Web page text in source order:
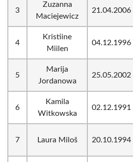
3
Zuzanna
Maciejewicz
21.04.2006
4
Kristiine
Miilen
04.12.1996
5
Marija
Jordanowa
25.05.2002
6
Kamila
Witkowska
02.12.1991
7 Laura Miloš 20.10.1994